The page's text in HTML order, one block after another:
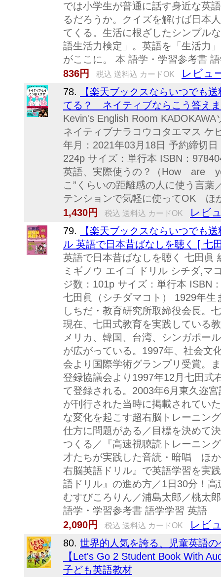
では小学生が普通に話す身近な英
るだろうか。クイズを解けば日本
てくる。生活に根ざしたシンプル
語生活力検定」。英語を「生活力
がここに。 本 語学・学習参考書
836円
税込 送料込 カードOK レビュ
78.
【楽天ブックスならいつでも
てる？ ネイティブならこう答え
Kevin's English Room
ネイティブナラコウコタエマス ケ
年月：2021年03月18日 予約締切
224p サイズ：単行本 ISBN：
英語、実際使うの？（How are
こ”くらいの距離感の人に使う言葉
テンションで気軽に使ってOK
1,430円
税込 送料込 カードOK レビ
79.
【楽天ブックスならいつでも
ル 英語で日本昔ばなしを聴く [ 七
英語で日本昔ばなしを聴く 七田眞
ミギノウ エイゴ ドリル シチダ,マ
ジ数：101p サイズ：単行本 ISBN
七田眞（シチダマコト） 1929年
しちだ・教育研究所取締役会長。
現在、七田式教育を実践している
メリカ、韓国、台湾、シンガポー
が広がっている。1997年、社会文
会より国際学術グランプリ受賞。
登録協議会より1997年12月七田式
て登録される。2003年6月東久迩
が刊行された当時に掲載されてい
な変化を起こす超右脳トレーニン
仕方に問題がある／目標を決めて
つくる／『高速視聴読トレーニン
才たちが実践した音読・暗唱 ほ
右脳英語ドリル』で英語学習を実
語ドリル』の進め方／1日30分！
むすびころりん／浦島太郎／桃太
語学・学習参考書 語学学習 英語
2,090円
税込 送料込 カードOK レビ
80. 世界的人気を誇る、児童英語
【Let's Go 2 Student Book With
子ども英語教材